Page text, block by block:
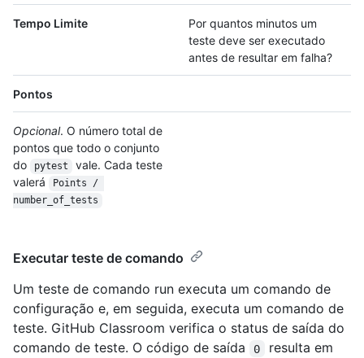
Tempo Limite
Por quantos minutos um
teste deve ser executado
antes de resultar em falha?
Pontos
Opcional. O número total de
pontos que todo o conjunto
do
pytest
vale. Cada teste
valerá
Points /
number_of_tests
Executar teste de comando
Um teste de comando run executa um comando de
configuração e, em seguida, executa um comando de
teste. GitHub Classroom verifica o status de saída do
comando de teste. O código de saída
0
resulta em